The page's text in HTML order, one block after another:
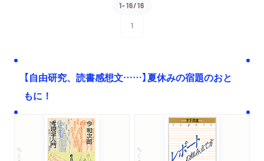
1-16/16
1
【自由研究、読書感想文……】夏休みの宿題のおと
もに！
ちくま文庫 ちくま学芸文庫